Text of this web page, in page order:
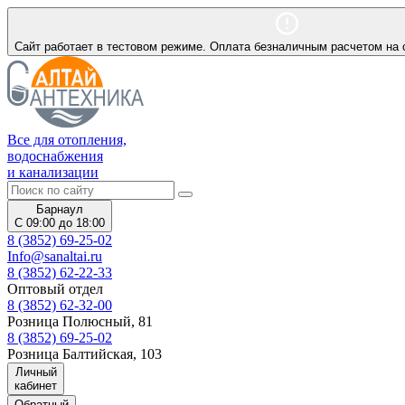
Сайт работает в тестовом режиме. Оплата безналичным расчетом на
Все для отопления,
водоснабжения
и канализации
Барнаул
С 09:00 до 18:00
8 (3852) 69-25-02
Info@sanaltai.ru
8 (3852) 62-22-33
Оптовый отдел
8 (3852) 62-32-00
Розница Полюсный, 81
8 (3852) 69-25-02
Розница Балтийская, 103
Личный
кабинет